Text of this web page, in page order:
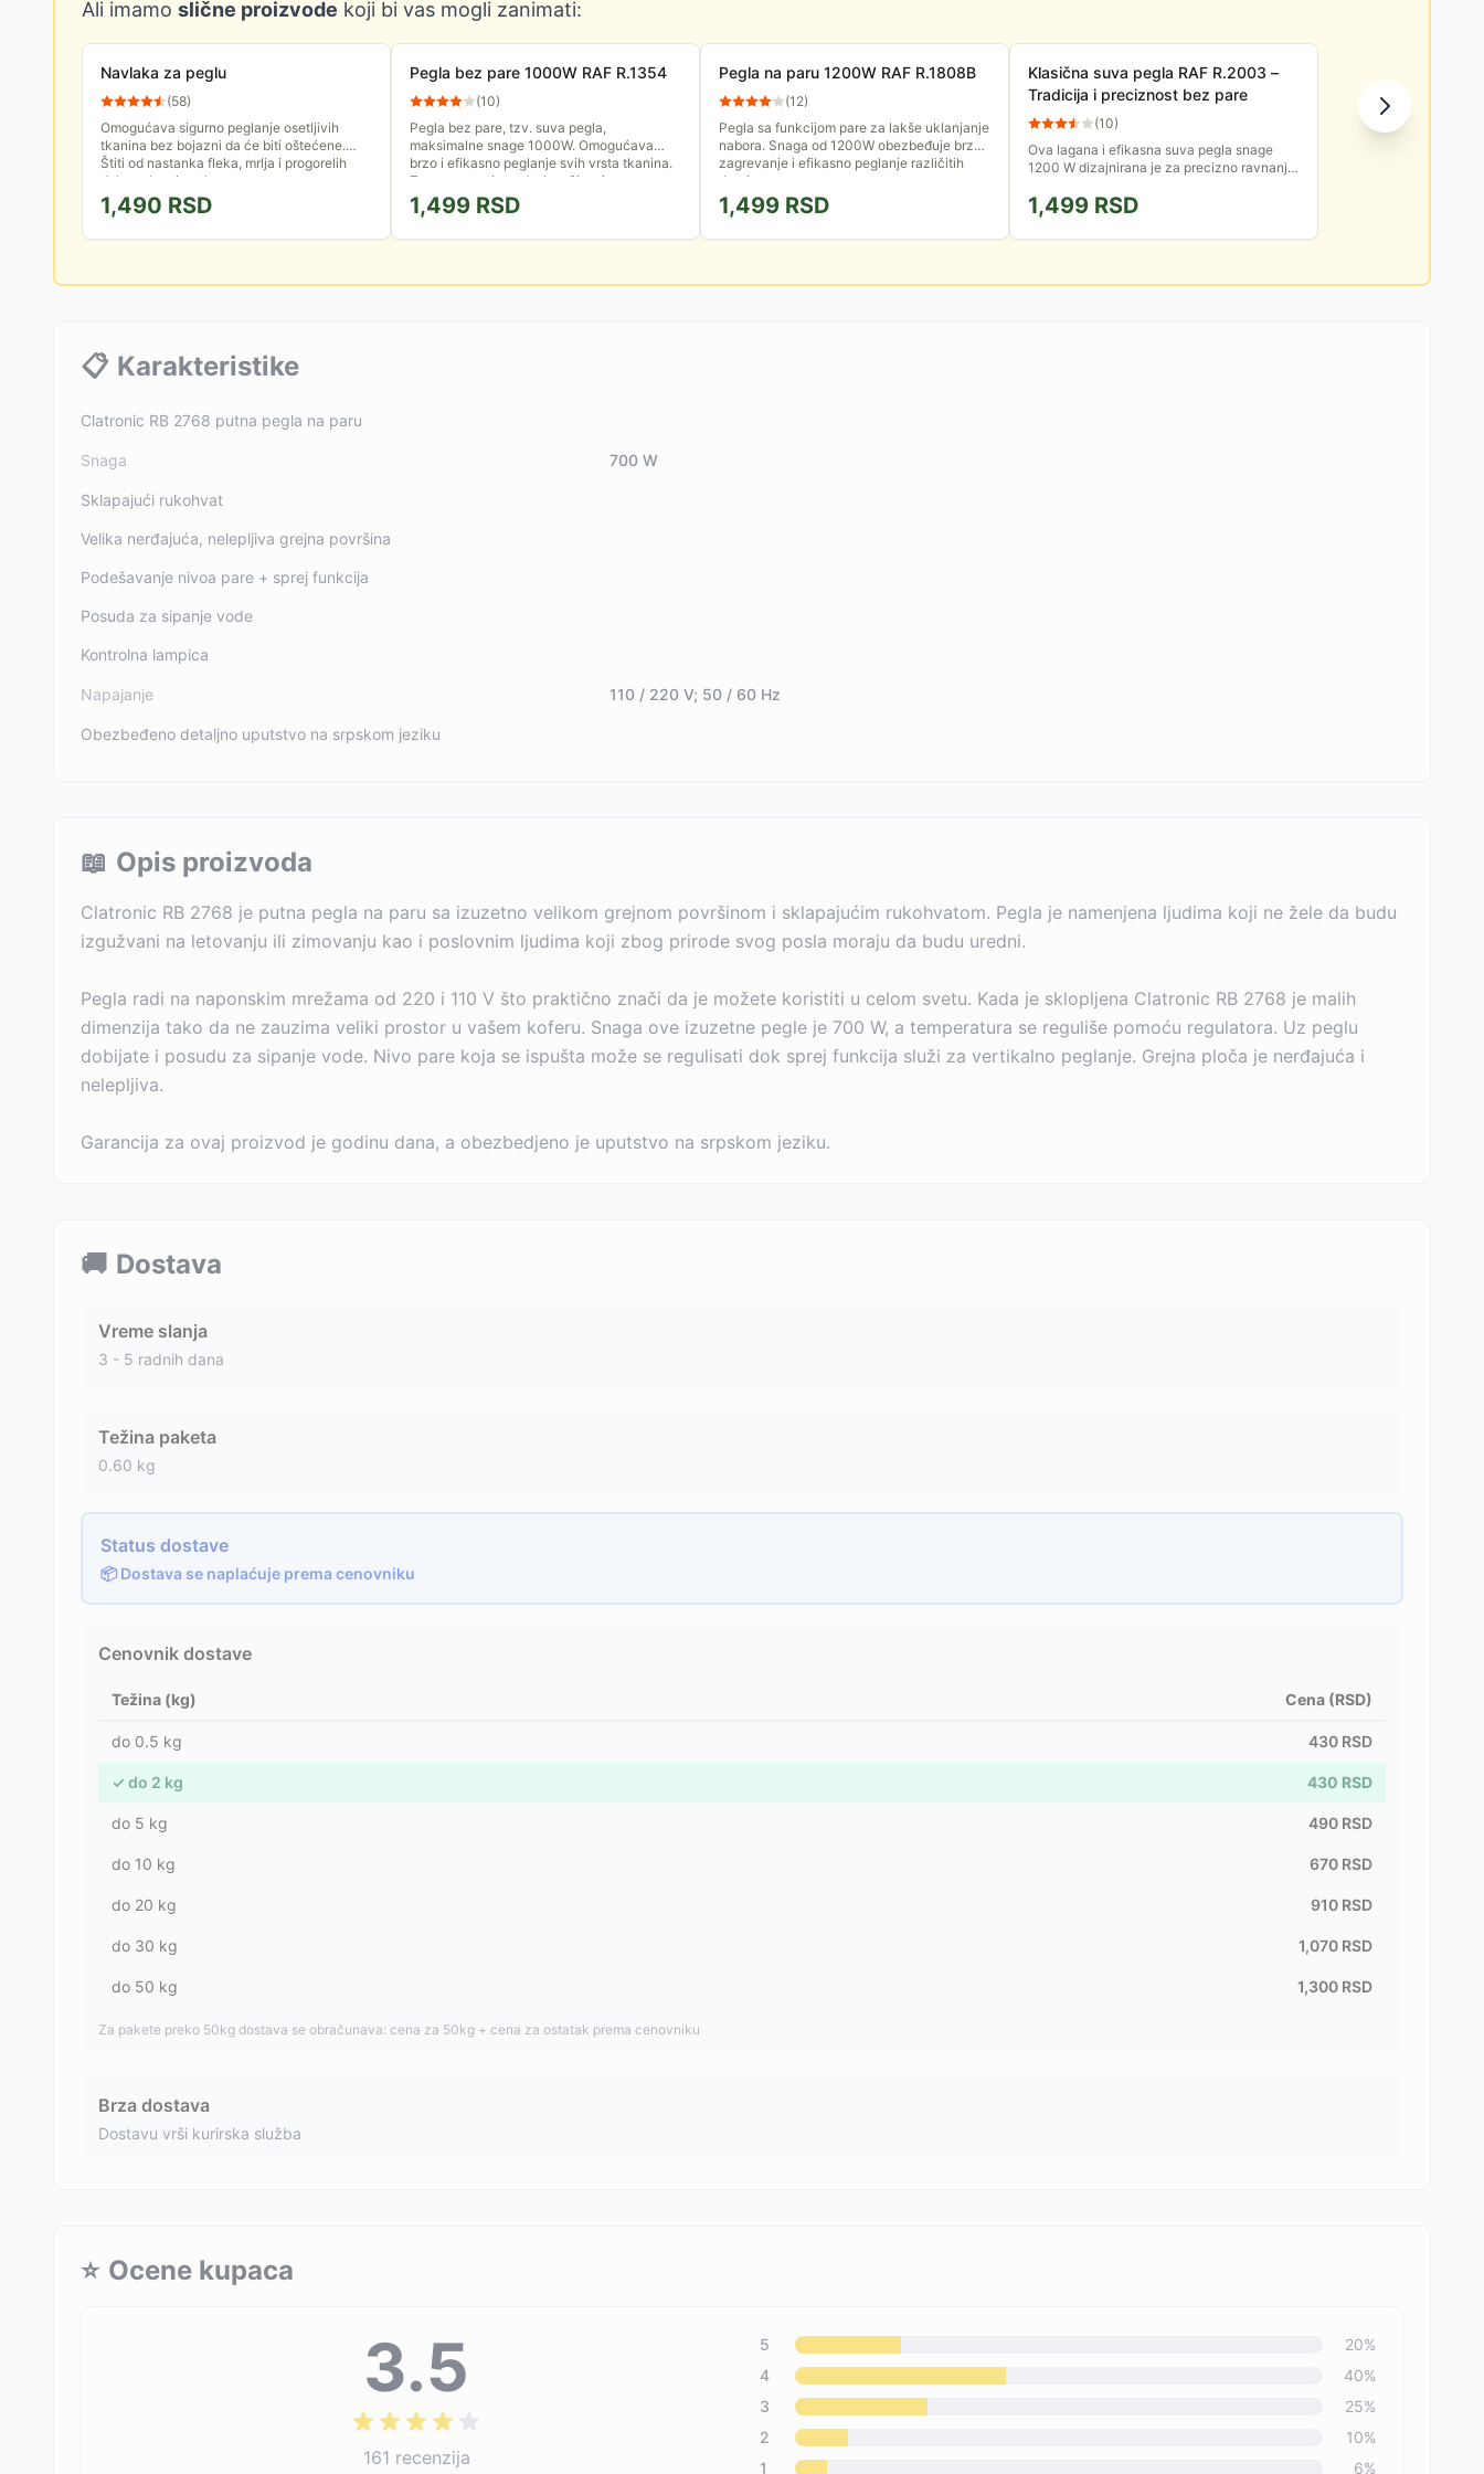
Ali imamo slične proizvode koji bi vas mogli zanimati:
Navlaka za peglu
(58)
Omogućava sigurno peglanje osetljivih
tkanina bez bojazni da će biti oštećene.
Štiti od nastanka fleka, mrlja i progorelih
delova, kao i naslaga...
1,490 RSD
Pegla bez pare 1000W RAF R.1354
(10)
Pegla bez pare, tzv. suva pegla,
maksimalne snage 1000W. Omogućava
brzo i efikasno peglanje svih vrsta tkanina.
Temperatura je podesiva, čime je...
1,499 RSD
Pegla na paru 1200W RAF R.1808B
(12)
Pegla sa funkcijom pare za lakše uklanjanje
nabora. Snaga od 1200W obezbeđuje brzo
zagrevanje i efikasno peglanje različitih
tkanina.
1,499 RSD
Klasična suva pegla RAF R.2003 –
Tradicija i preciznost bez pare
(10)
Ova lagana i efikasna suva pegla snage
1200 W dizajnirana je za precizno ravnanje
rezervoara i rizika od...
1,499 RSD
📋 Karakteristike
Clatronic RB 2768 putna pegla na paru
Snaga 700 W
Sklapajući rukohvat
Velika nerđajuća, nelepljiva grejna površina
Podešavanje nivoa pare + sprej funkcija
Posuda za sipanje vode
Kontrolna lampica
Napajanje 110 / 220 V; 50 / 60 Hz
Obezbeđeno detaljno uputstvo na srpskom jeziku
📖 Opis proizvoda
Clatronic RB 2768 je putna pegla na paru sa izuzetno velikom grejnom površinom i sklapajućim rukohvatom. Pegla je namenjena ljudima koji ne žele da budu
izgužvani na letovanju ili zimovanju kao i poslovnim ljudima koji zbog prirode svog posla moraju da budu uredni.
Pegla radi na naponskim mrežama od 220 i 110 V što praktično znači da je možete koristiti u celom svetu. Kada je sklopljena Clatronic RB 2768 je malih
dimenzija tako da ne zauzima veliki prostor u vašem koferu. Snaga ove izuzetne pegle je 700 W, a temperatura se reguliše pomoću regulatora. Uz peglu
dobijate i posudu za sipanje vode. Nivo pare koja se ispušta može se regulisati dok sprej funkcija služi za vertikalno peglanje. Grejna ploča je nerđajuća i
nelepljiva.
Garancija za ovaj proizvod je godinu dana, a obezbedjeno je uputstvo na srpskom jeziku.
🚚 Dostava
Vreme slanja
3 - 5 radnih dana
Težina paketa
0.60 kg
Status dostave
📦 Dostava se naplaćuje prema cenovniku
Cenovnik dostave
Težina (kg) Cena (RSD)
do 0.5 kg 430 RSD
✓ do 2 kg 430 RSD
do 5 kg 490 RSD
do 10 kg 670 RSD
do 20 kg 910 RSD
do 30 kg 1,070 RSD
do 50 kg 1,300 RSD
Za pakete preko 50kg dostava se obračunava: cena za 50kg + cena za ostatak prema cenovniku
Brza dostava
Dostavu vrši kurirska služba
⭐ Ocene kupaca
3.5
161 recenzija
5 20%
4
40%
3
25%
2
10%
1
6%